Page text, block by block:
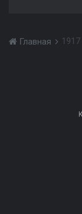
Главная 1917